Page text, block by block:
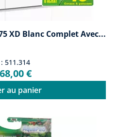
XD Blanc Complet Avec...
511.314
€
au panier